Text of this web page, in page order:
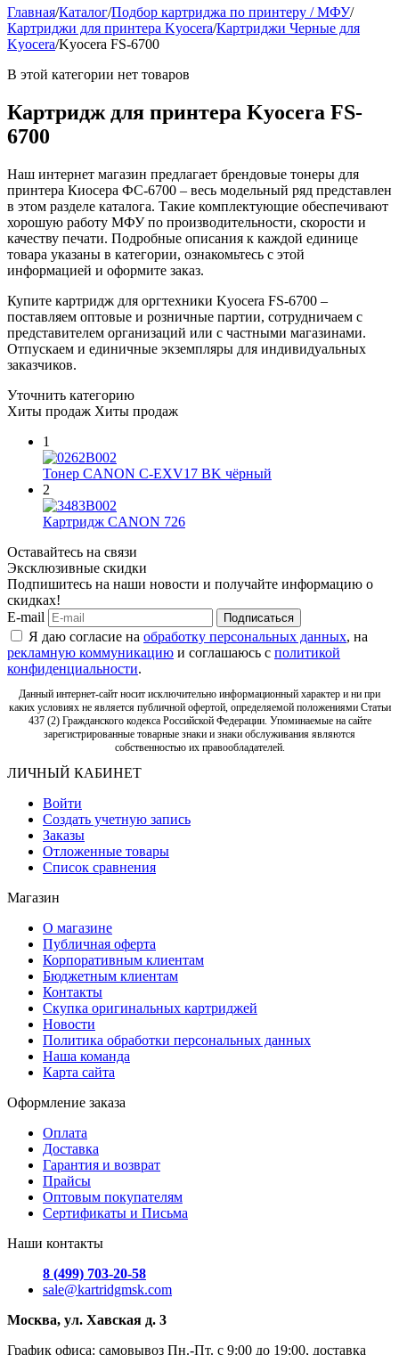
Главная/Каталог/Подбор картриджа по принтеру / МФУ/
Картриджи для принтера Kyocera/Картриджи Черные для
Kyocera/Kyocera FS-6700
В этой категории нет товаров
Картридж для принтера Kyocera FS-
6700
Наш интернет магазин предлагает брендовые тонеры для
принтера Киосера ФС-6700 – весь модельный ряд представлен
в этом разделе каталога. Такие комплектующие обеспечивают
хорошую работу МФУ по производительности, скорости и
качеству печати. Подробные описания к каждой единице
товара указаны в категории, ознакомьтесь с этой
информацией и оформите заказ.
Купите картридж для оргтехники Kyocera FS-6700 –
поставляем оптовые и розничные партии, сотрудничаем с
представителем организаций или с частными магазинами.
Отпускаем и единичные экземпляры для индивидуальных
заказчиков.
Уточнить категорию
Хиты продаж Хиты продаж
1
Тонер CANON C-EXV17 BK чёрный
2
Картридж CANON 726
Оставайтесь на связи
Эксклюзивные скидки
Подпишитесь на наши новости и получайте информацию о
скидках!
E-mail
Подписаться
Я даю согласие на обработку персональных данных, на
рекламную коммуникацию и соглашаюсь с политикой
конфиденциальности.
Данный интернет-сайт носит исключительно информационный характер и ни при
каких условиях не является публичной офертой, определяемой положениями Статьи
437 (2) Гражданского кодекса Российской Федерации. Упоминаемые на сайте
зарегистрированные товарные знаки и знаки обслуживания являются
собственностью их правообладателей.
ЛИЧНЫЙ КАБИНЕТ
Войти
Создать учетную запись
Заказы
Отложенные товары
Список сравнения
Магазин
О магазине
Публичная оферта
Корпоративным клиентам
Бюджетным клиентам
Контакты
Скупка оригинальных картриджей
Новости
Политика обработки персональных данных
Наша команда
Карта сайта
Оформление заказа
Оплата
Доставка
Гарантия и возврат
Прайсы
Оптовым покупателям
Сертификаты и Письма
Наши контакты
8 (499) 703-20-58
sale@kartridgmsk.com
Москва, ул. Хавская д. 3
График офиса: самовывоз Пн.-Пт. с 9:00 до 19:00, доставка